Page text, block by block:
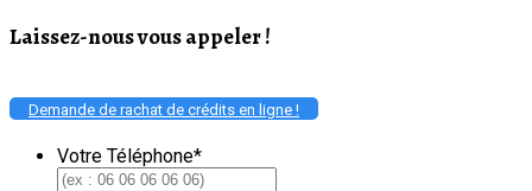
Laissez-nous vous appeler !
Demande de rachat de crédits en ligne !
Votre Téléphone*